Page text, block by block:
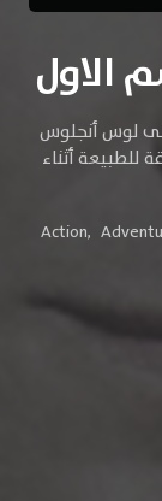
إلى لوس أنجلوس
للطبيعة أثناء
Action,